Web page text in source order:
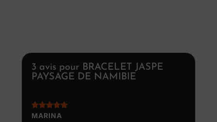
3 avis pour BRACELET JASPE
PAYSAGE DE NAMIBIE
Note5 sur
MARINA